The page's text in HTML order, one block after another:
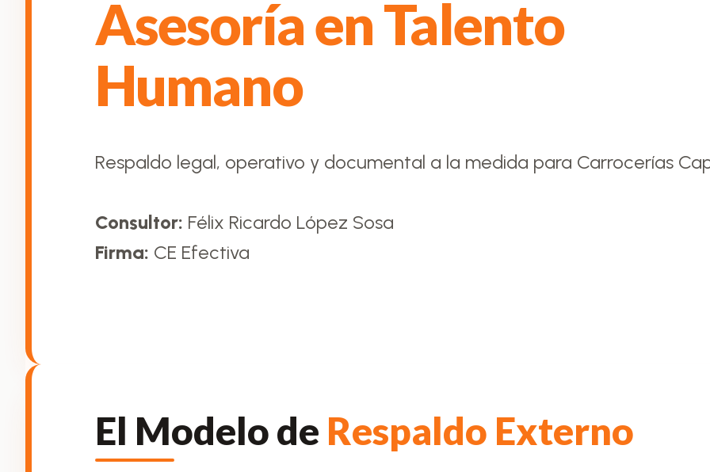
Asesoría en Talento
Humano
Respaldo legal, operativo y documental a la medida para Carrocerías
Consultor: Félix Ricardo López Sosa
Firma: CE Efectiva
El Modelo de Respaldo Externo
Necesito Orientación Laboral
Necesito soporte para mi Empresa